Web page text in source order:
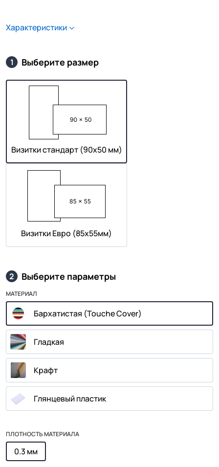
Характеристики
1 Выберите размер
Визитки стандарт (90х50 мм)
Визитки Евро (85х55мм)
2 Выберите параметры
МАТЕРИАЛ
Бархатистая (Touche Cover)
Гладкая
Крафт
Глянцевый пластик
ПЛОТНОСТЬ МАТЕРИАЛА
0.3 мм